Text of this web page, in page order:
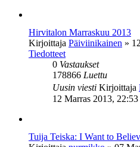
Hirvitalon Marraskuu 2013
Kirjoittaja Päiviinikainen »
Tiedotteet
0 Vastaukset
178866 Luettu
Uusin viesti Kirjoittaja
12 Marras 2013, 22:53
Tuija Teiska: I Want to